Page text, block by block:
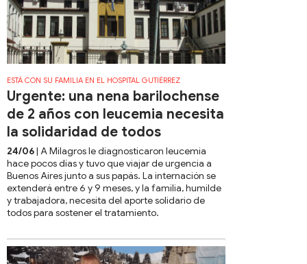
ESTÁ CON SU FAMILIA EN EL HOSPITAL GUTIÉRREZ
Urgente: una nena barilochense
de 2 años con leucemia necesita
la solidaridad de todos
24/06| A Milagros le diagnosticaron leucemia
hace pocos días y tuvo que viajar de urgencia a
Buenos Aires junto a sus papás. La internación se
extenderá entre 6 y 9 meses, y la familia, humilde
y trabajadora, necesita del aporte solidario de
todos para sostener el tratamiento.